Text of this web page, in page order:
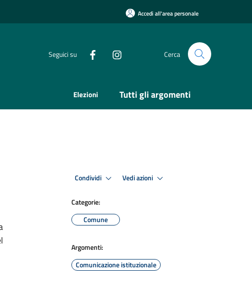
Accedi all'area personale
Seguici su Cerca
Elezioni Tutti gli argomenti
Condividi Vedi azioni
Categorie:
Comune
Argomenti:
Comunicazione istituzionale